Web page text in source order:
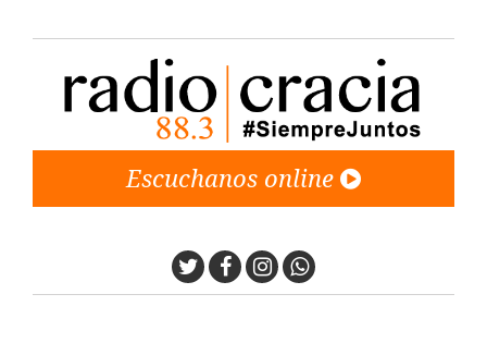
Escuchanos online
TwitterFacebook
Instagram
Whatsapp